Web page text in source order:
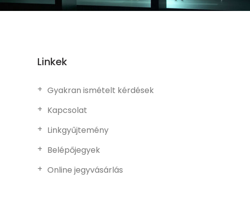
Linkek
Gyakran ismételt kérdések
Kapcsolat
Linkgyűjtemény
Belépőjegyek
Online jegyvásárlás